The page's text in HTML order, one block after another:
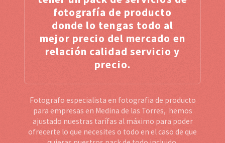
fotografía de producto
donde lo tengas todo al
mejor precio del mercado en
relación calidad servicio y
precio.
Fotografo especialista en fotografia de producto
para empresas en Medina de las Torres, hemos
ajustado nuestras tarífas al máximo para poder
ofrecerte lo que necesites o todo en el caso de que